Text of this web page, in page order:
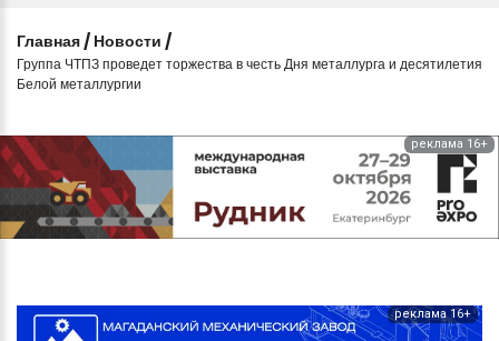
Главная / Новости /
Группа ЧТПЗ проведет торжества в честь Дня металлурга и десятилетия
Белой металлургии
реклама 16+
реклама 16+